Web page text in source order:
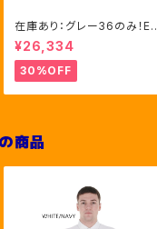
在庫あり：グレー36のみ！Eq
uestro Women's Aria
キュロット FULLグリップ（E
T06750）
¥26,334
30%OFF
商品